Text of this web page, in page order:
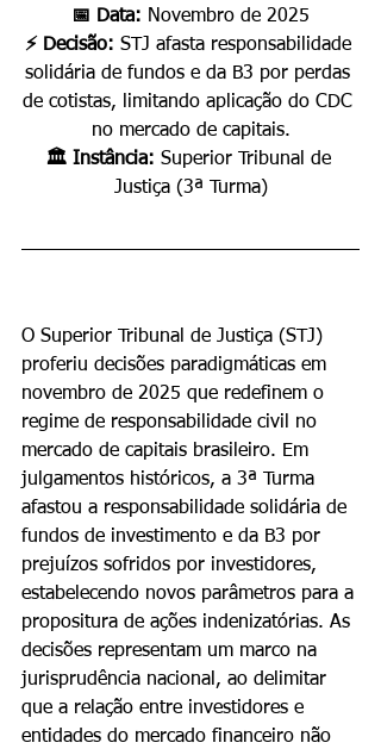
📅 Data: Novembro de 2025
⚡ Decisão: STJ afasta responsabilidade
solidária de fundos e da B3 por perdas
de cotistas, limitando aplicação do CDC
no mercado de capitais.
🏛️ Instância: Superior Tribunal de
Justiça (3ª Turma)
O Superior Tribunal de Justiça (STJ)
proferiu decisões paradigmáticas em
novembro de 2025 que redefinem o
regime de responsabilidade civil no
mercado de capitais brasileiro. Em
julgamentos históricos, a 3ª Turma
afastou a responsabilidade solidária de
fundos de investimento e da B3 por
prejuízos sofridos por investidores,
estabelecendo novos parâmetros para a
propositura de ações indenizatórias. As
decisões representam um marco na
jurisprudência nacional, ao delimitar
que a relação entre investidores e
entidades do mercado financeiro não